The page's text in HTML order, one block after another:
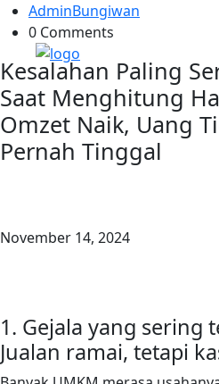
AdminBungiwan
0 Comments
Kesalahan Paling
Saat Menghitung
Omzet Naik, Uang
Pernah Tinggal
November 14, 2024
1. Gejala yang sering
Jualan ramai, tetapi